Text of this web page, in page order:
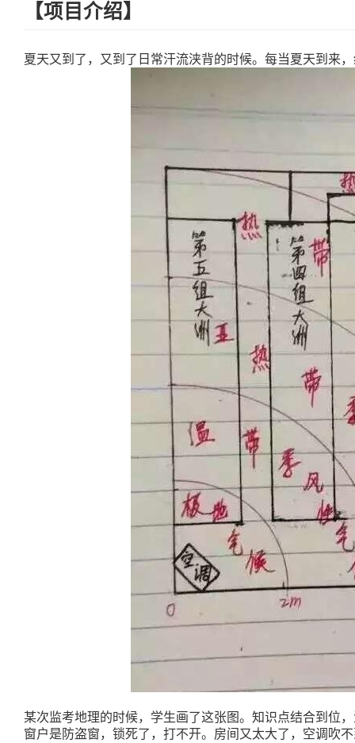
【项目介绍】
夏天又到了，又到了日常汗流浃背的时候。每当夏天到来
某次监考地理的时候，学生画了这张图。知识点结合到位
窗户是防盗窗，锁死了，打不开。房间又太大了，空调吹